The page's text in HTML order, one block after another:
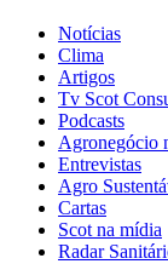
Notícias
Clima
Artigos
Tv Scot
Podcasts
Agronegócio
Entrevistas
Agro
Cartas
Scot na mídia
Radar